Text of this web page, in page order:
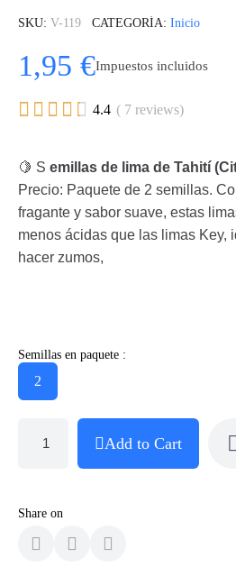
SKU V-119 CATEGORÍA Inicio
1,95 €Impuestos incluidos
     4.4 ( 7 reviews)
🍋 S emillas de lima de Tahití
Precio: Paquete de 2 semillas.
fragante y sabor suave, estas
menos ácidas que las limas Key,
hacer zumos,
Semillas en paquete :
2
Add to Cart
Share on